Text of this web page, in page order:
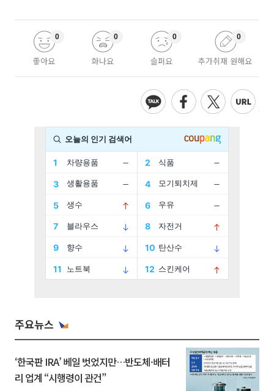
좋아요
0
화나요
0
슬퍼요
0
추가취재 원해요
0
주요뉴스
‘한국판 IRA’ 베일 벗었지만…반도체·배터
리 업계 “시행령이 관건”